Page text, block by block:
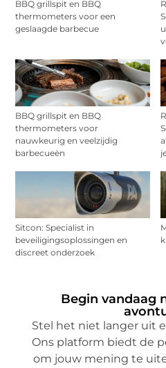
BBQ grillspit en BBQ
thermometers voor een
geslaagde barbecue
BBQ grillspit en BBQ
thermometers voor
nauwkeurig en veelzijdig
barbecueën
Sitcon: Specialist in
beveiligingsoplossingen en
discreet onderzoek
Begin vandaag
Stel het niet langer uit
Ons platform biedt de
om jouw mening te